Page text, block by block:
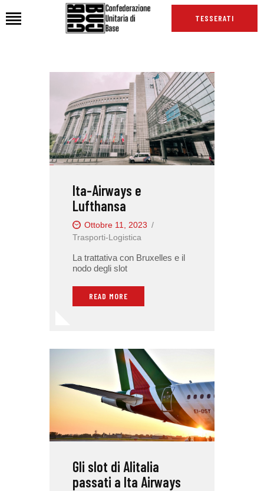
TESSERATI
CHI SIAMO
SEDI
NEWS
PODCAST CUB
INTERNAZIONALE
RASSEGNA STAMPA
Ita-Airways e
Lufthansa
Ottobre 11, 2023
Trasporti-Logistica
La trattativa con Bruxelles e il
nodo degli slot
READ MORE
Gli slot di Alitalia
passati a Ita Airways